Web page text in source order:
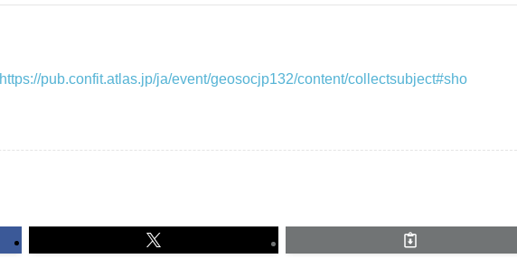
https://pub.confit.atlas.jp/ja/event/geosocjp132/content/collectsubject#sho